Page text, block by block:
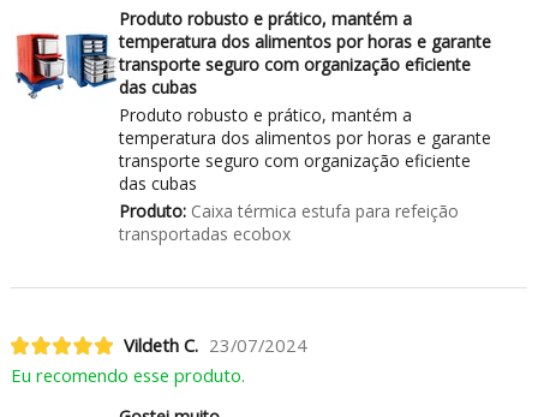
Produto robusto e prático, mantém a
temperatura dos alimentos por horas e garante
transporte seguro com organização eficiente
das cubas
Produto robusto e prático, mantém a
temperatura dos alimentos por horas e garante
transporte seguro com organização eficiente
das cubas
Produto:Caixa térmica estufa para refeição
transportadas ecobox
Vildeth C. 23/07/2024
Eu recomendo esse produto.